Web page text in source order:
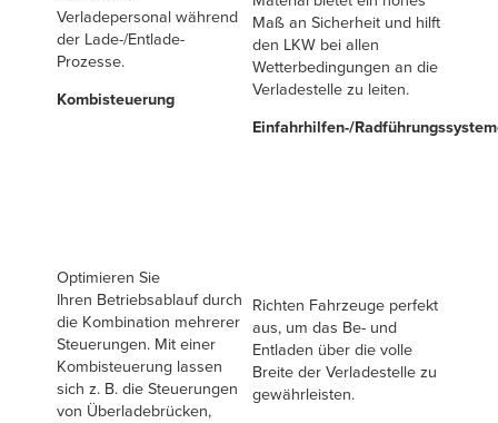
Verladepersonal während
der Lade-/Entlade-
Prozesse.
Kombisteuerung
Optimieren Sie
Ihren Betriebsablauf durch
die Kombination mehrerer
Steuerungen. Mit einer
Kombisteuerung lassen
sich z. B. die Steuerungen
von Überladebrücken,
Maß an Sicherheit und hilft
den LKW bei allen
Wetterbedingungen an die
Verladestelle zu leiten.
Einfahrhilfen-/
Richten Fahrzeuge perfekt
aus, um das Be- und
Entladen über die volle
Breite der Verladestelle zu
gewährleisten.